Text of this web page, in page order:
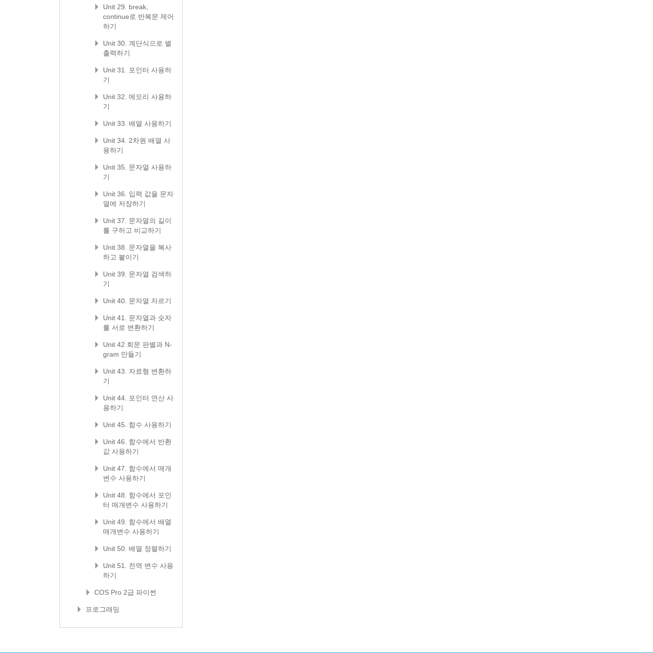
Unit 29. break,
continue로 반복문 제어
하기
Unit 30. 계단식으로 별
출력하기
Unit 31. 포인터 사용하
기
Unit 32. 메모리 사용하
기
Unit 33. 배열 사용하기
Unit 34. 2차원 배열 사
용하기
Unit 35. 문자열 사용하
기
Unit 36. 입력 값을 문자
열에 저장하기
Unit 37. 문자열의 길이
를 구하고 비교하기
Unit 38. 문자열을 복사
하고 붙이기
Unit 39. 문자열 검색하
기
Unit 40. 문자열 자르기
Unit 41. 문자열과 숫자
를 서로 변환하기
Unit 42 회문 판별과 N-
gram 만들기
Unit 43. 자료형 변환하
기
Unit 44. 포인터 연산 사
용하기
Unit 45. 함수 사용하기
Unit 46. 함수에서 반환
값 사용하기
Unit 47. 함수에서 매개
변수 사용하기
Unit 48. 함수에서 포인
터 매개변수 사용하기
Unit 49. 함수에서 배열
매개변수 사용하기
Unit 50. 배열 정렬하기
Unit 51. 전역 변수 사용
하기
COS Pro 2급 파이썬
프로그래밍